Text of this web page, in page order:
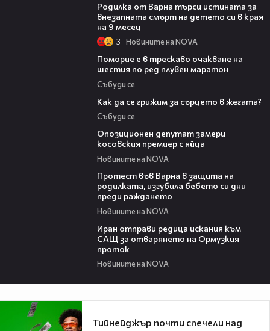
Родилка от Варна търси истината за
внезапната смърт на детето си в края
на 9 месец
3 Новините на NOVA
Поморие е в трескаво очакване на
шестия по ред плувен маратон
Събуди се
Как да се грижим за сърцето в жегата?
Събуди се
Опозиционен депутат замери
косовския премиер с яйца
Новините на NOVA
Протест във Варна в защита на
родилката, изгубила бебето си дни
преди раждането
Новините на NOVA
Иран отправи редица искания към
САЩ за отварянето на Ормузкия
проток
Новините на NOVA
Тийнейджър почти спечели над